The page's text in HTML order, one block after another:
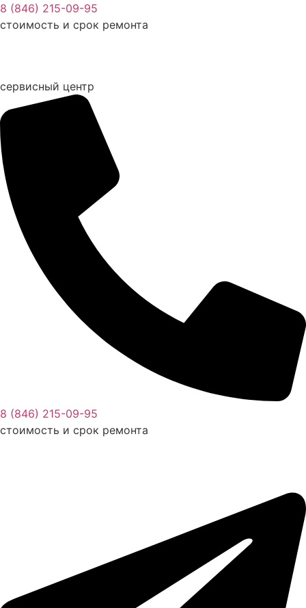
Перейти
к
8 (846) 215-09-95
стоимость и срок ремонта
сервисный центр
8 (846) 215-09-95
стоимость и срок ремонта